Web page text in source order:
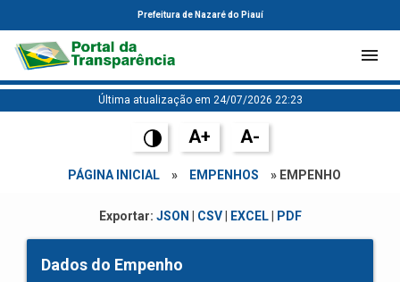
Prefeitura de Nazaré do Piauí
Última atualização em 24/07/2026 22:23
A+ A-
PÁGINA INICIAL » EMPENHOS » EMPENHO
Exportar: JSON CSV| EXCEL| PDF
Dados do Empenho